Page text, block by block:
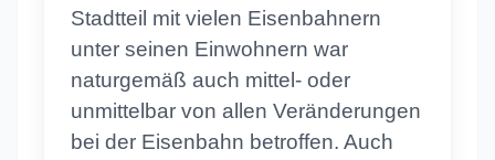
Stadtteil mit vielen Eisenbahnern
unter seinen Einwohnern war
naturgemäß auch mittel- oder
unmittelbar von allen Veränderungen
bei der Eisenbahn betroffen. Auch